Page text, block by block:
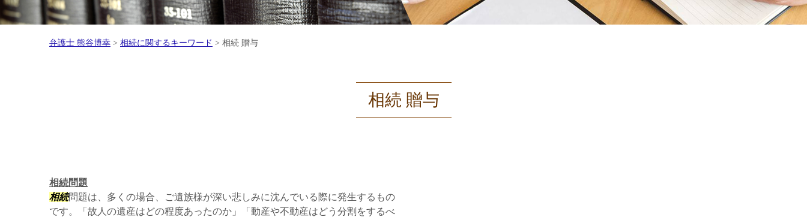
弁護士 熊谷博幸 > 相続に関するキーワード > 相続 贈与
相続 贈与
相続問題
相続問題は、多くの場合、ご遺族様が深い悲しみに沈んでいる際に発生するもの
です。「故人の遺産はどの程度あったのか」「動産や不動産はどう分割をするべ